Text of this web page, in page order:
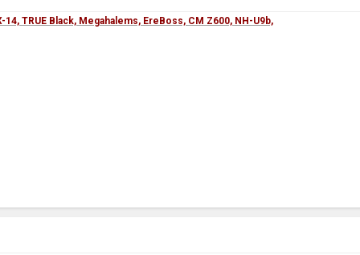
14, TRUE Black, Megahalems, EreBoss, CM Z600, NH-U9b,